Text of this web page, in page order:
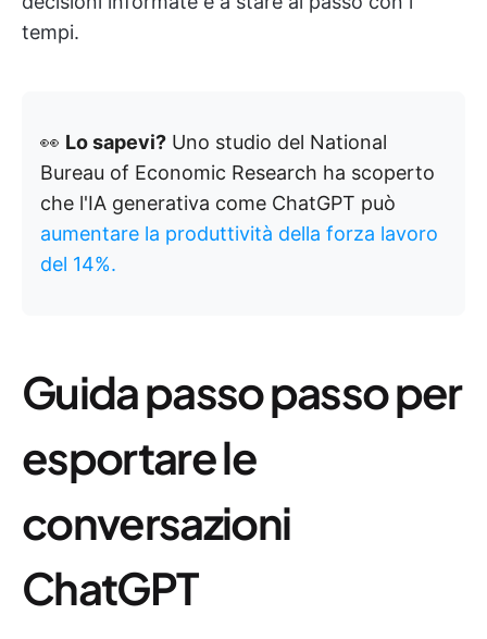
tempi.
👀 Lo sapevi? Uno studio del National
Bureau of Economic Research ha scoperto
che l'IA generativa come ChatGPT può
aumentare la produttività della forza lavoro
del 14%.
Guida passo passo per
esportare le
conversazioni
ChatGPT